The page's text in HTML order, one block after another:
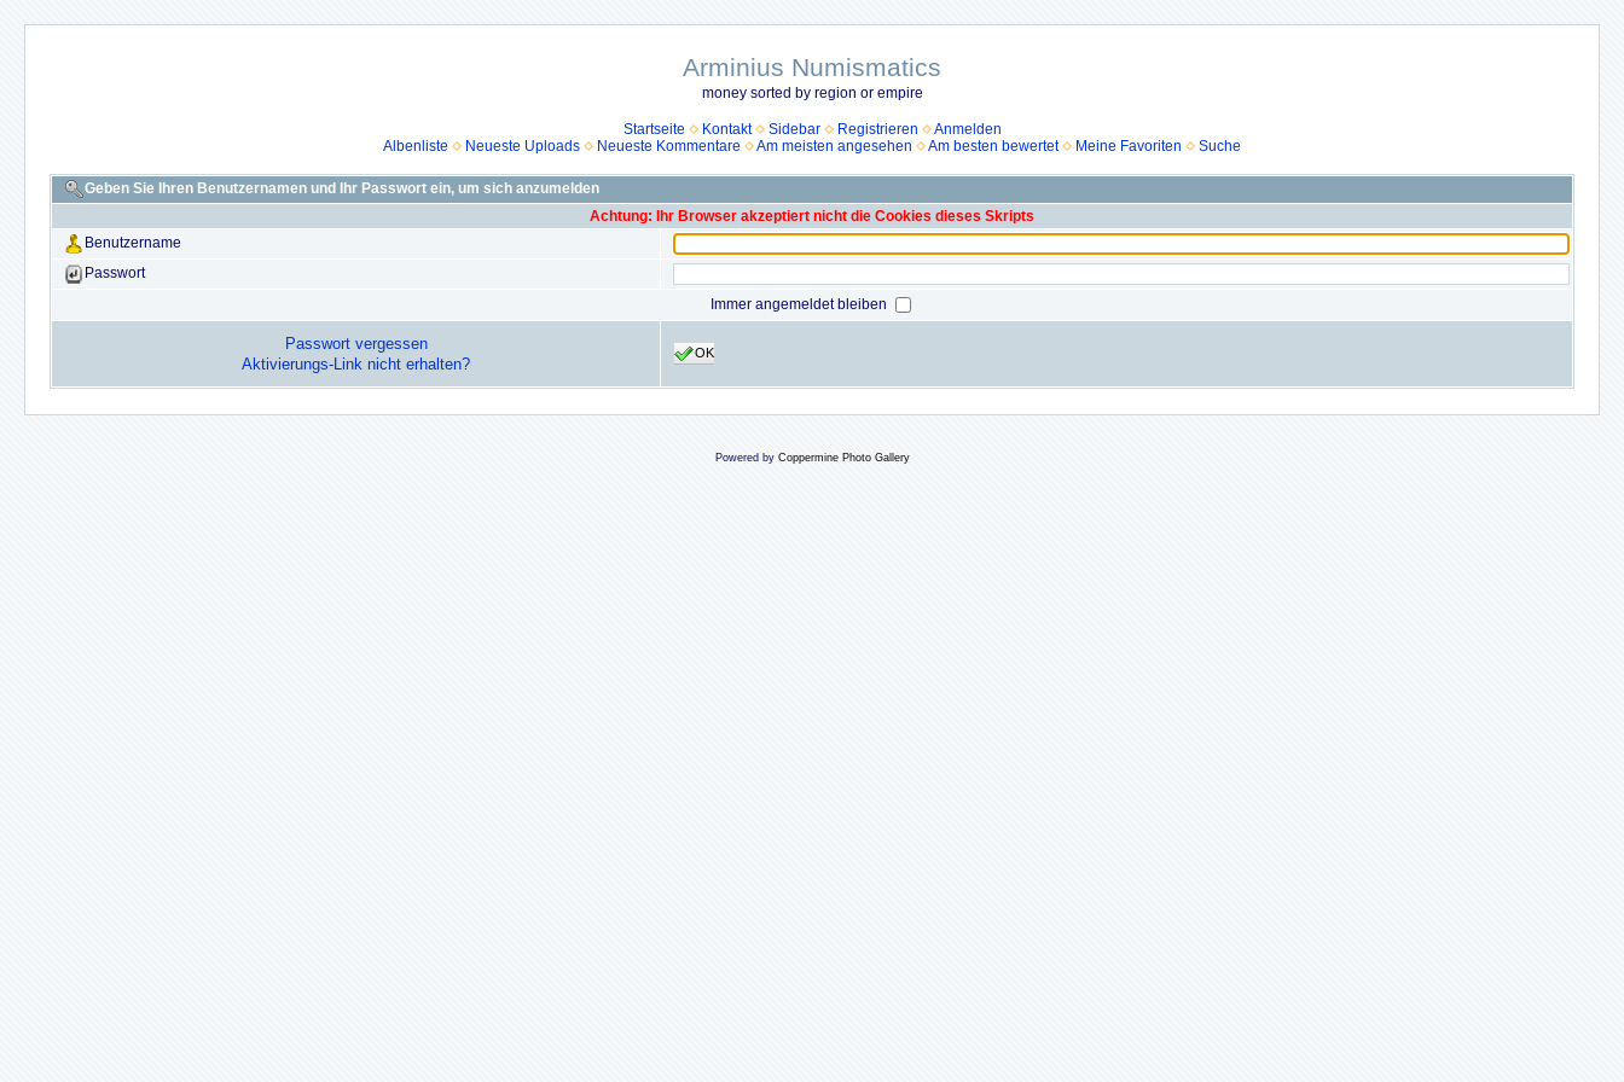
Arminius Numismatics
money sorted by region or empire
Startseite Kontakt Sidebar Registrieren
Anmelden
Albenliste
Neueste Uploads Neueste Kommentare Am meisten angesehen Am besten bewertet Meine Favoriten Suche
Geben Sie Ihren Benutzernamen und Ihr Passwort ein, um sich anzumelden
Achtung: Ihr Browser akzeptiert nicht die Cookies dieses Skripts
Benutzername
Passwort
Immer angemeldet bleiben
Passwort vergessen
Aktivierungs-Link nicht erhalten?
OK
Powered by Coppermine Photo Gallery